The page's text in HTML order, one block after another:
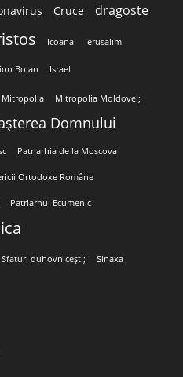
Cruce dragoste
Icoana Ierusalim
Boian Israel
Mitropolia Mitropolia Moldovei;
Domnului
Patriarhia de la Moscova
Ortodoxe Române
Patriarhul Ecumenic
Sfaturi duhovnicești; Sinaxa